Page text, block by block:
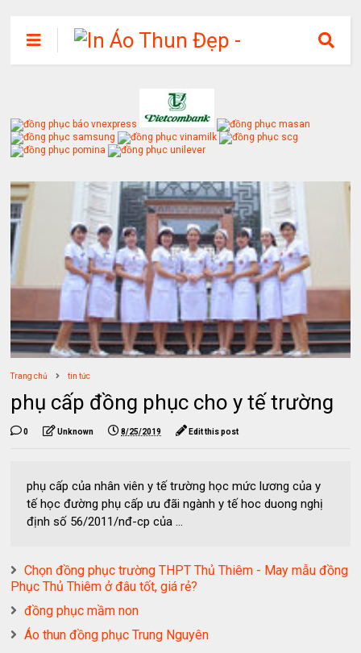
Trang chủ tin tức
phụ cấp đồng phục cho y tế trường
0 Unknown 8/25/2019 Edit this post
phụ cấp của nhân viên y tế trường học mức lương của y
tế học đường phụ cấp ưu đãi ngành y tế hoc duong nghị
định số 56/2011/nđ-cp của ...
Chọn đồng phục trường THPT Thủ Thiêm - May mẫu đồng
Phục Thủ Thiêm ở đâu tốt, giá rẻ?
đồng phục mầm non
Áo thun đồng phục Trung Nguyên